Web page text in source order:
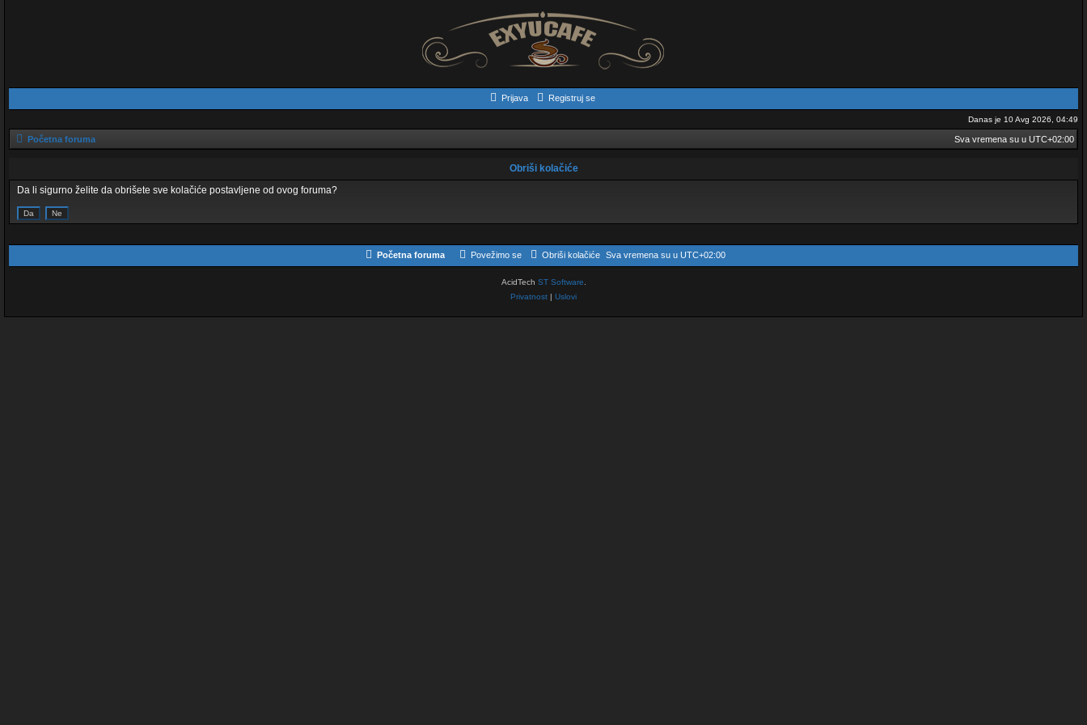
Prijava Registruj se
Danas je 10 Avg 2026, 04:49
Početna foruma Sva vremena su u UTC+02:00
Obriši kolačiće
Da li sigurno želite da obrišete sve kolačiće postavljene od ovog foruma?
Početna foruma Sva vremena su u UTC+02:00
Obriši kolačiće
Povežimo se
AcidTech ST Software
Privatnost | Uslovi